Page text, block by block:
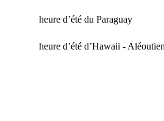
heure d’été du Paraguay
heure d’été d’Hawaii -